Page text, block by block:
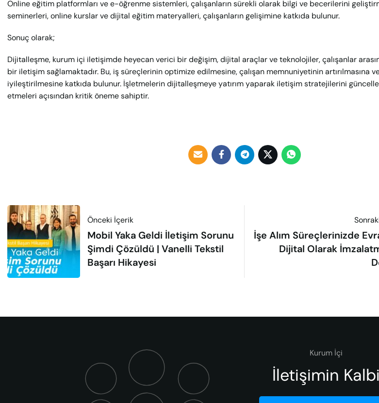
Online eğitim platformları ve e-öğrenme sistemleri, çalışanların sürekli olarak bilgi ve becerilerini
seminerleri, online kurslar ve dijital eğitim materyalleri, çalışanların gelişimine katkıda bulunur.
Sonuç olarak;
Dijitalleşme, kurum içi iletişimde heyecan verici bir değişim, dijital araçlar ve teknolojiler, çalışanlar
bir iletişim sağlamaktadır. Bu, iş süreçlerinin optimize edilmesine, çalışan memnuniyetinin artırılmasına
iyileştirilmesine katkıda bulunur. İşletmelerin dijitalleşmeye yatırım yaparak iletişim stratejilerini
etmeleri açısından kritik öneme sahiptir.
Önceki İçerik
Mobil Yaka Geldi İletişim Sorunu
Şimdi Çözüldü | Vanelli Tekstil
Başarı Hikayesi
İşe Alım Süreçlerinizde
Dijital Olarak
Kurum İçi
İletişimin Kalbi